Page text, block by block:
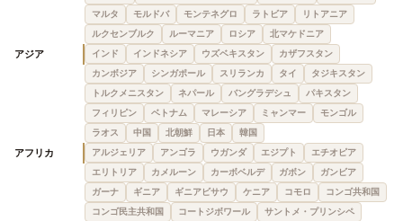
マルタ
モルドバ モンテネグロ ラトビア
リトアニア
ルクセンブルク
ルーマニア ロシア 北マケドニア
アジア インド インドネシア ウズベキスタン
カザフスタン
カンボジア
シンガポール スリランカ タイ
タジキスタン
トルクメニスタン
ネパール バングラデシュ
パキスタン
フィリピン
ベトナム マレーシア ミャンマー
モンゴル
ラオス
中国 北朝鮮 日本 韓国
アフリカ アルジェリア アンゴラ ウガンダ エジプト
エチオピア
エリトリア
カメルーン カーボベルデ ガボン
ガンビア
ガーナ
ギニア ギニアビサウ ケニア コモロ
コンゴ共和国
コンゴ民主共和国
コートジボワール
サントメ・プリンシペ